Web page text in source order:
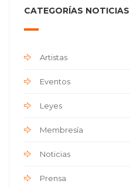
CATEGORÍAS NOTICIAS
Artistas
Eventos
Leyes
Membresía
Noticias
Prensa